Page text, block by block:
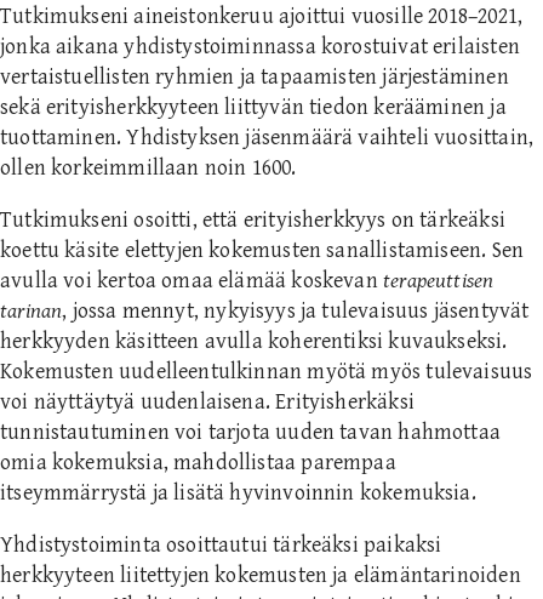
Tutkimukseni aineistonkeruu ajoittui vuosille 2018–2021,
jonka aikana yhdistystoiminnassa korostuivat erilaisten
vertaistuellisten ryhmien ja tapaamisten järjestäminen
sekä erityisherkkyyteen liittyvän tiedon kerääminen ja
tuottaminen. Yhdistyksen jäsenmäärä vaihteli vuosittain,
ollen korkeimmillaan noin 1600.
Tutkimukseni osoitti, että erityisherkkyys on tärkeäksi
koettu käsite elettyjen kokemusten sanallistamiseen. Sen
avulla voi kertoa omaa elämää koskevanterapeuttisen
tarinan, jossa mennyt, nykyisyys ja tulevaisuus jäsentyvät
herkkyyden käsitteen avulla koherentiksi kuvaukseksi.
Kokemusten uudelleentulkinnan myötä myös tulevaisuus
voi näyttäytyä uudenlaisena. Erityisherkäksi
tunnistautuminen voi tarjota uuden tavan hahmottaa
omia kokemuksia, mahdollistaa parempaa
itseymmärrystä ja lisätä hyvinvoinnin kokemuksia.
Yhdistystoiminta osoittautui tärkeäksi paikaksi
herkkyyteen liitettyjen kokemusten ja elämäntarinoiden